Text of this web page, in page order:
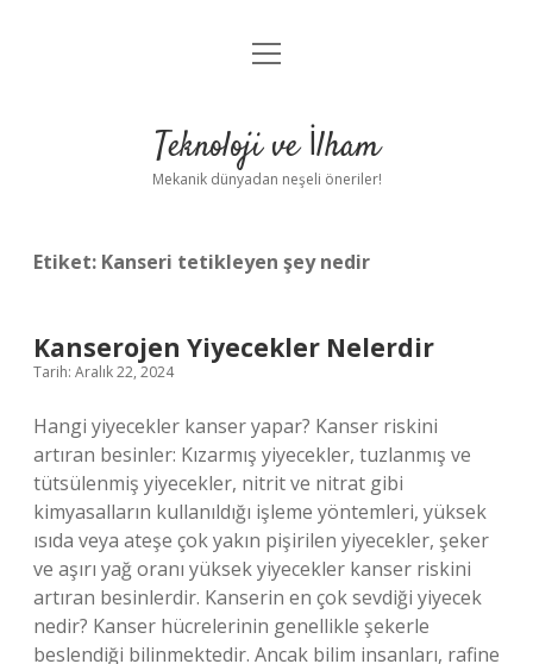
Anasayfa
Yasal Uyarı
menüyü
Teknoloji ve İlham
Mekanik dünyadan neşeli öneriler!
Etiket: Kanseri tetikleyen şey nedir
Kanserojen Yiyecekler Nelerdir
Tarih: Aralık 22, 2024
Hangi yiyecekler kanser yapar? Kanser riskini
artıran besinler: Kızarmış yiyecekler, tuzlanmış ve
tütsülenmiş yiyecekler, nitrit ve nitrat gibi
kimyasalların kullanıldığı işleme yöntemleri, yüksek
ısıda veya ateşe çok yakın pişirilen yiyecekler, şeker
ve aşırı yağ oranı yüksek yiyecekler kanser riskini
artıran besinlerdir. Kanserin en çok sevdiği yiyecek
nedir? Kanser hücrelerinin genellikle şekerle
beslendiği bilinmektedir. Ancak bilim insanları, rafine